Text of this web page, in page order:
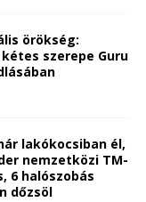
örökség:
szerepe Guru
lakókocsiban él,
nemzetközi TM-
6 halószobás
dőzsöl